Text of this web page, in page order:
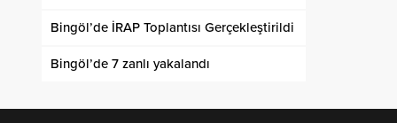
Bingöl’de İRAP Toplantısı Gerçekleştirildi
Bingöl’de 7 zanlı yakalandı